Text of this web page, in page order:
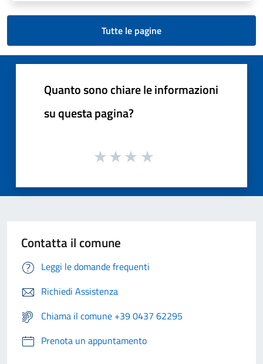
Tutte le pagine
Quanto sono chiare le informazioni
su questa pagina?
Contatta il comune
Leggi le domande frequenti
Richiedi Assistenza
Chiama il comune +39 0437 62295
Prenota un appuntamento